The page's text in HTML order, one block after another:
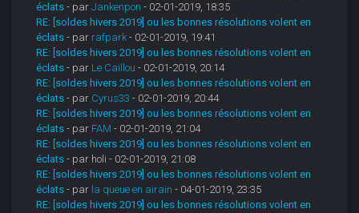
éclats - parJankenpon - 02-01-2019, 18:35
RE: [soldes hivers 2019] ou les bonnes résolutions volent en
éclats - par rafpark - 02-01-2019, 19:41
RE: [soldes hivers 2019] ou les bonnes résolutions volent en
éclats - par Le Caillou - 02-01-2019, 20:14
RE: [soldes hivers 2019] ou les bonnes résolutions volent en
éclats - par Cyrus33 - 02-01-2019, 20:44
RE: [soldes hivers 2019] ou les bonnes résolutions volent en
éclats - par FAM - 02-01-2019, 21:04
RE: [soldes hivers 2019] ou les bonnes résolutions volent en
éclats - par holi - 02-01-2019, 21:08
RE: [soldes hivers 2019] ou les bonnes résolutions volent en
éclats - par la queue en airain - 04-01-2019, 23:35
RE: [soldes hivers 2019] ou les bonnes résolutions volent en